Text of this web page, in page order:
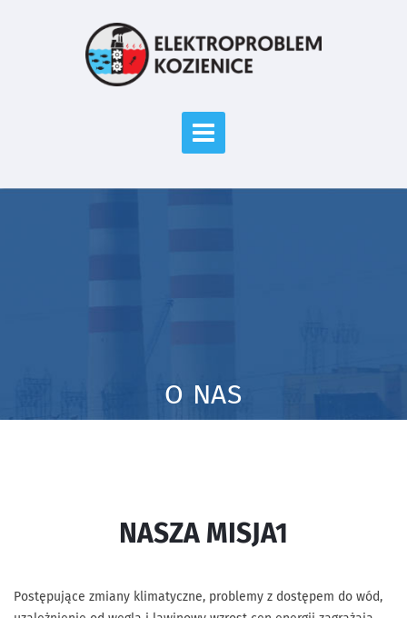
O NAS
NASZA MISJA1
Postępujące zmiany klimatyczne, problemy z dostępem do wód,